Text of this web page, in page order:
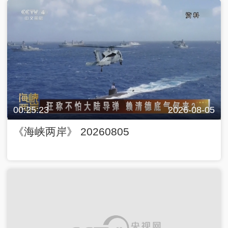
00:25:23 2026-08-05
《海峡两岸》 20260805